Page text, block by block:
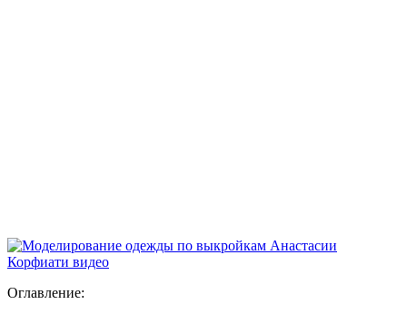
Оглавление: